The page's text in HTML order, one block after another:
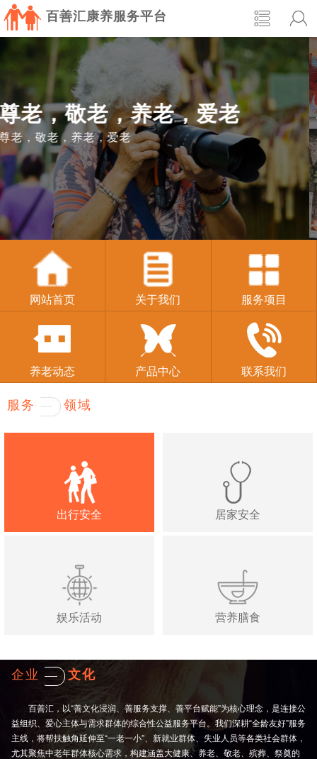
百善汇康养服务平台
尊老，敬老，养老，爱老
尊老，敬老，养老，爱老
网站首页 关于我们 服务项目
养老动态 产品中心 联系我们
服务 领域
出行安全 居家安全
娱乐活动 营养膳食
企业 文化
百善汇，以“善文化浸润、善服务支撑、善平台赋能”为核心理念，是连接公
益组织、爱心主体与需求群体的综合性公益服务平台。我们深耕“全龄友好”服务
主线，将帮扶触角延伸至“一老一小”、新就业群体、失业人员等各类社会群体，
尤其聚焦中老年群体核心需求，构建涵盖大健康、养老、敬老、殡葬、祭奠的